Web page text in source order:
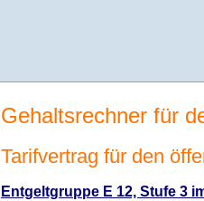
Gehaltsrechner für
Tarifvertrag für den
Entgeltgruppe E 12, Stufe 3